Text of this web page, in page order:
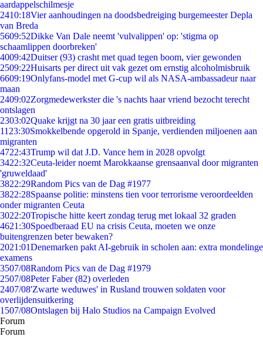
aardappelschilmesje
2410:18Vier aanhoudingen na doodsbedreiging burgemeester Depla
van Breda
5609:52Dikke Van Dale neemt 'vulvalippen' op: 'stigma op
schaamlippen doorbreken'
4009:42Duitser (93) crasht met quad tegen boom, vier gewonden
2509:22Huisarts per direct uit vak gezet om ernstig alcoholmisbruik
6609:19Onlyfans-model met G-cup wil als NASA-ambassadeur naar
maan
2409:02Zorgmedewerkster die 's nachts haar vriend bezocht terecht
ontslagen
2303:02Quake krijgt na 30 jaar een gratis uitbreiding
11 23:30Smokkelbende opgerold in Spanje, verdienden miljoenen aan
migranten
4722:43Trump wil dat J.D. Vance hem in 2028 opvolgt
3422:32Ceuta-leider noemt Marokkaanse grensaanval door migranten
'gruweldaad'
3822:29Random Pics van de Dag #1977
3822:28Spaanse politie: minstens tien voor terrorisme veroordeelden
onder migranten Ceuta
3022:20Tropische hitte keert zondag terug met lokaal 32 graden
4621:30Spoedberaad EU na crisis Ceuta, moeten we onze
buitengrenzen beter bewaken?
2021:01Denemarken pakt AI-gebruik in scholen aan: extra mondelinge
examens
3507/08Random Pics van de Dag #1979
2507/08Peter Faber (82) overleden
2407/08'Zwarte weduwes' in Rusland trouwen soldaten voor
overlijdensuitkering
1507/08Ontslagen bij Halo Studios na Campaign Evolved
Forum
Forum